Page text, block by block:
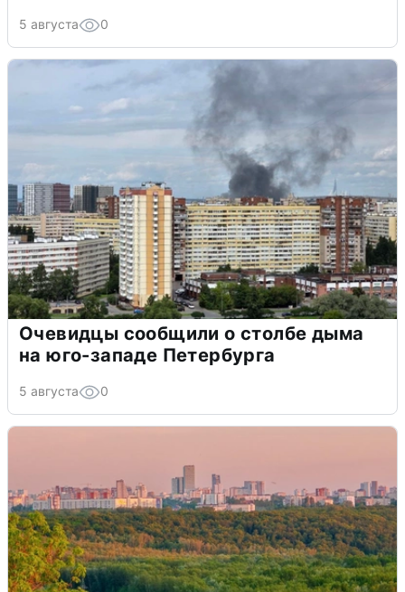
5 августа 0
Очевидцы сообщили о столбе дыма
на юго-западе Петербурга
5 августа 0